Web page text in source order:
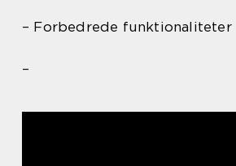
– Forbedrede funktionaliteter
–